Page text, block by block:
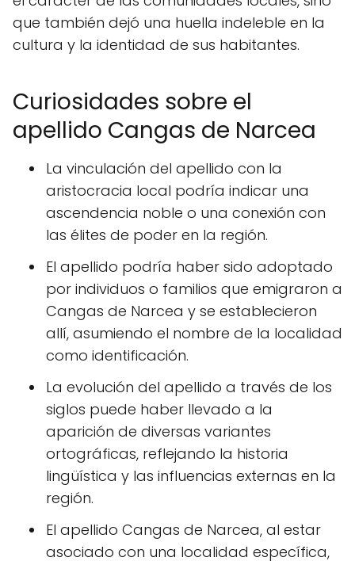
que también dejó una huella indeleble en la
cultura y la identidad de sus habitantes.
Curiosidades sobre el
apellido Cangas de Narcea
La vinculación del apellido con la
aristocracia local podría indicar una
ascendencia noble o una conexión con
las élites de poder en la región.
El apellido podría haber sido adoptado
por individuos o familios que emigraron a
Cangas de Narcea y se establecieron
allí, asumiendo el nombre de la localidad
como identificación.
La evolución del apellido a través de los
siglos puede haber llevado a la
aparición de diversas variantes
ortográficas, reflejando la historia
lingüística y las influencias externas en la
región.
El apellido Cangas de Narcea, al estar
asociado con una localidad específica,